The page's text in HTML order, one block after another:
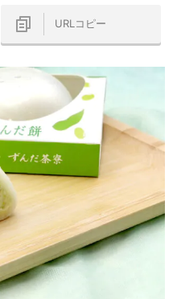
URLコピー